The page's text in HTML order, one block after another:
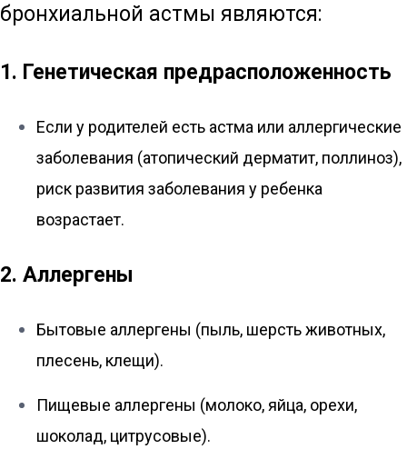
бронхиальной астмы являются:
1. Генетическая предрасположенность
Если у родителей есть астма или аллергические
заболевания (атопический дерматит, поллиноз),
риск развития заболевания у ребенка
возрастает.
2. Аллергены
Бытовые аллергены (пыль, шерсть животных,
плесень, клещи).
Пищевые аллергены (молоко, яйца, орехи,
шоколад, цитрусовые).